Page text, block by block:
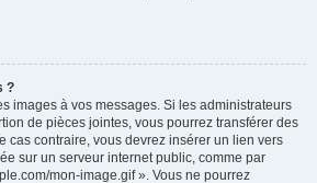
?
images à vos messages. Si les administrateurs
de pièces jointes, vous pourrez transférer des
cas contraire, vous devrez insérer un lien vers
sur un serveur internet public, comme par
mon-image.gif ». Vous ne pourrez